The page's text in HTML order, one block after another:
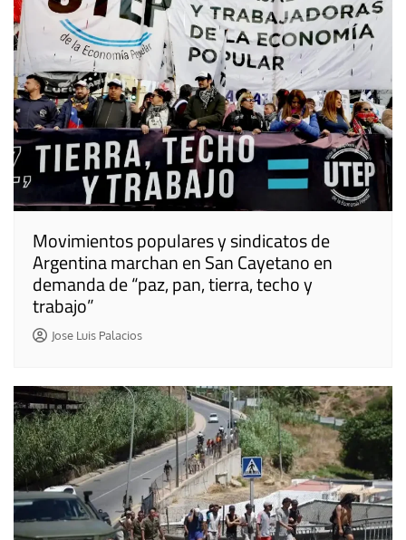
Movimientos populares y sindicatos de
Argentina marchan en San Cayetano en
demanda de “paz, pan, tierra, techo y
trabajo”
Jose Luis Palacios